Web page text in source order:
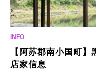
【阿苏郡南小国町
店家信息